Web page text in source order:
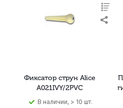
Фиксатор струн Alice
A021IVY/2PVC
В наличии, > 10 шт.